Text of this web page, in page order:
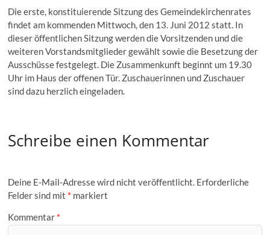
Die erste, konstituierende Sitzung des Gemeindekirchenrates
findet am kommenden Mittwoch, den 13. Juni 2012 statt. In
dieser öffentlichen Sitzung werden die Vorsitzenden und die
weiteren Vorstandsmitglieder gewählt sowie die Besetzung der
Ausschüsse festgelegt. Die Zusammenkunft beginnt um 19.30
Uhr im Haus der offenen Tür. Zuschauerinnen und Zuschauer
sind dazu herzlich eingeladen.
Schreibe einen Kommentar
Deine E-Mail-Adresse wird nicht veröffentlicht. Erforderliche
Felder sind mit * markiert
Kommentar *